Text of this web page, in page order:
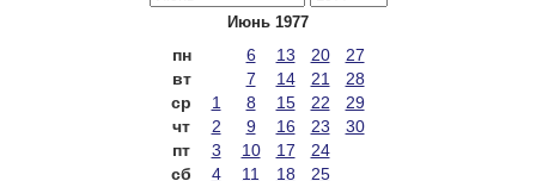
Июнь 1977
пн 6 13 20
27
вт
7 14 21
28
ср
1 8 15 22
29
чт
2 9 16 23
30
пт
3 10 17
24
сб
4 11 18
25